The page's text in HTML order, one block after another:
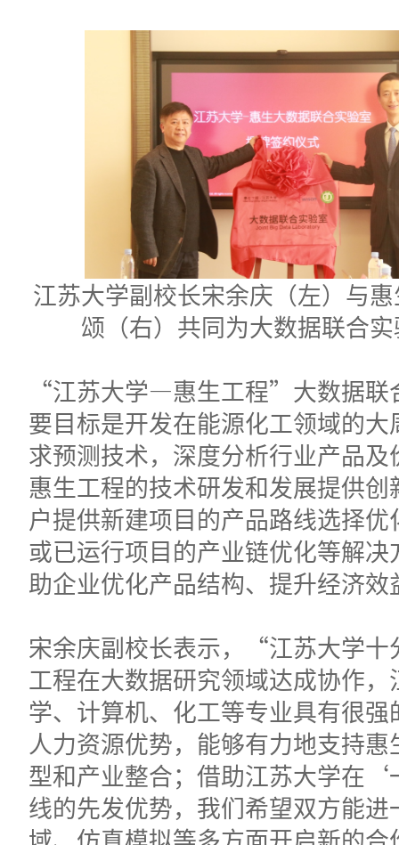
江苏大学副校长宋余庆（左）与
颂（右）共同为大数据联合
“江苏大学—惠生工程”大数据联
要目标是开发在能源化工领域的
求预测技术，深度分析行业产品
惠生工程的技术研发和发展提供
户提供新建项目的产品路线选择
或已运行项目的产业链优化等解
助企业优化产品结构、提升经济效
宋余庆副校长表示，“江苏大学十
工程在大数据研究领域达成协作
学、计算机、化工等专业具有很
人力资源优势，能够有力地支持
型和产业整合；借助江苏大学在
线的先发优势，我们希望双方能